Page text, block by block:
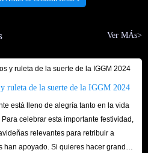
Creation a la venta están verificados.
preciado.
a nuestro amplio stock, solemos
minutos. Sin embargo, situaciones
servidor tras una actualización o
afectar el tiempo. No obstante, el
Ver MÁs>
ruleta de la suerte de la IGGM 2024
está lleno de alegría tanto en la vida
celebrar esta importante festividad,
relevantes para retribuir a
apoyado. Si quieres hacer grandes